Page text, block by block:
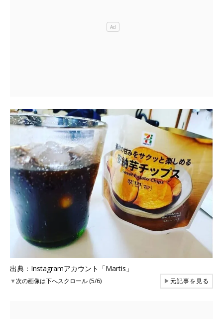
出典：Instagramアカウント「Martis」
▼次の画像は下へスクロール (5/6) ▶元記事を見る